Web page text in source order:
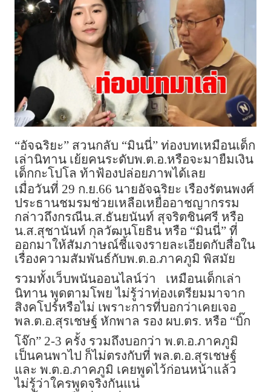
“อัจฉริยะ” สวนกลับ “มินนี่” ท่องบทเหมือนเด็ก
เล่านิทาน เย้ยคนระดับพ.ต.อ.หรือจะมายืมเงิน
เด็กกะโปโล ท้าฟ้องปล่อยภาพได้เลย
เมื่อวันที่ 29 ก.ย.66 นายอัจฉริยะ เรืองรัตนพงศ์
ประธานชมรมช่วยเหลือเหยื่ออาชญากรรม
กล่าวถึงกรณีน.ส.ธันยนันท์ สุจริตชินศรี หรือ
น.ส.สุชานันท์ กุลวัฒนโยธิน หรือ “มินนี่” ที่
ออกมาให้สัมภาษณ์ชี้แจงรายละเอียดกับสื่อใน
เรื่องความสัมพันธ์กับพ.ต.อ.ภาคภูมิ พิสมัย
รวมทั้งเว็บพนันออนไลน์ว่า
เหมือนเด็กเล่า
นิทาน พูดตามโพย ไม่รู้ว่าท่องเตรียมมาจาก
สิงคโปร์หรือไม่ เพราะการที่บอกว่าเคยเจอ
พล.ต.อ.สุรเชษฐ์ หักพาล รอง ผบ.ตร. หรือ “บิ๊ก
โจ๊ก” 2-3 ครั้ง รวมถึงบอกว่า พ.ต.อ.ภาคภูมิ
เป็นคนพาไป ก็ไม่ตรงกับที่ พล.ต.อ.สุรเชษฐ์
และ พ.ต.อ.ภาคภูมิ เคยพูดไว้ก่อนหน้าแล้ว
ไม่รู้ว่าใครพูดจริงกันแน่